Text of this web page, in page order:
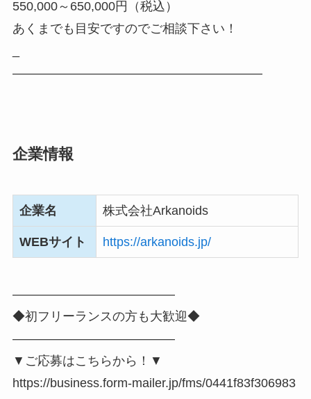
550,000～650,000円（税込）
あくまでも目安ですのでご相談下さい！
――――――――――――――――――――
企業情報
企業名 株式会社Arkanoids
WEBサイト https://arkanoids.jp/
―――――――――――――
◆初フリーランスの方も大歓迎◆
―――――――――――――
▼ご応募はこちらから！▼
https://business.form-mailer.jp/fms/0441f83f306983